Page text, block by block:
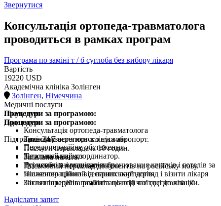
Звернутися
Консультація ортопеда-травматолога
проводиться в рамках програм
Програма по заміні т / б суглоба без вибору лікаря
Вартість
19220 USD
Академічна клініка Золінген
Золінген, Німеччина
Медичні послуги
Процедури за програмою:
Консультація ортопеда-травматолога
Передопераційне обстеження
Загальний наркоз
Всі необхідні медикаменти
Післяопераційний сестринський догляд і візити лікаря
Післяопераційна реабілітація під час госпіталізації
Лікування
Процедури за програмою:
Заміна тазостегнового суглоба
Додатково
Трансфер аеропорт-клініка-аеропорт.
Послуги перекладача 10 годин.
Загальна палата.
Письмовий переклад документів на російську мову.
Підтримка 24/7
Персональний координатор.
Туристична організація: бронювання квитків і готелів за
зниженою ціною від наших партнерів.
Захист інтересів пацієнта по всій поїздці до клініки.
Надіслати запит